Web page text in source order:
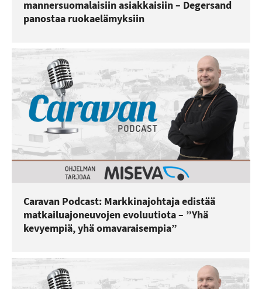
mannersuomalaisiin asiakkaisiin – Degersand
panostaa ruokaelämyksiin
Caravan Podcast: Markkinajohtaja edistää
matkailuajoneuvojen evoluutiota – ”Yhä
kevyempiä, yhä omavaraisempia”